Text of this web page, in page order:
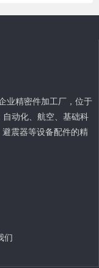
业精密件加工厂，位于
动化、航空、基础科
震器等设备配件的精
们